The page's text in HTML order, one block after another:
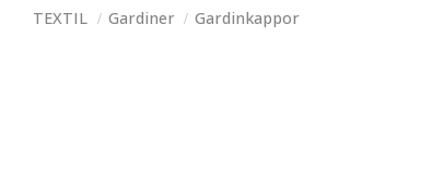
TEXTIL Gardiner Gardinkappor